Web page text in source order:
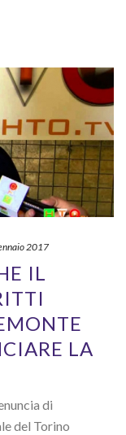
2017
IL
LA
di
del Torino